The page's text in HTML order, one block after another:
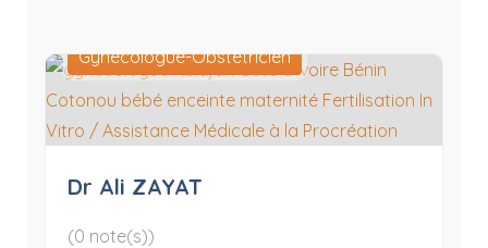
Gynécologue-Obstétricien
Dr Ali ZAYAT
(0 note(s))